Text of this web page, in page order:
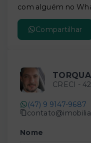
com alguém no
Compartilhar
CRECI -
(47) 9 9147-9687
Nome